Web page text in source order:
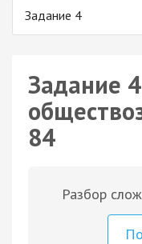
Задание 4
Задание
84
Разбор